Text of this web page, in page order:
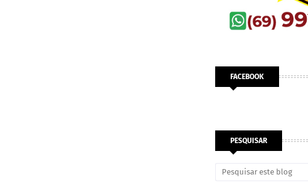
FACEBOOK
PESQUISAR